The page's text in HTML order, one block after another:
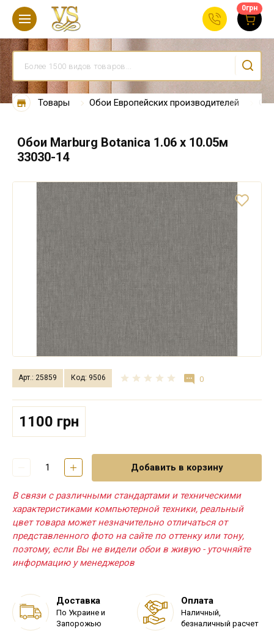
0грн
Товары Обои Европейских производителей
Обои Marburg Botanica 1.06 х 10.05м
33030-14
Арт.: 25859 Код: 9506 0
1100 грн
Добавить в корзину
В связи с различными стандартами и техническими
характеристиками компьютерной техники, реальный
цвет товара может незначительно отличаться от
представленного фото на сайте по оттенку или тону,
поэтому, если Вы не видели обои в живую - уточняйте
информацию у менеджеров
Доставка
По Украине и
Запорожью
Оплата
Наличный,
безналичный расчет